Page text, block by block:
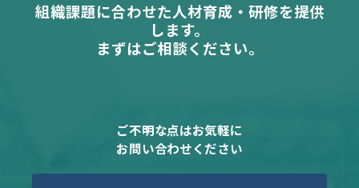
組織課題に合わせた人材育成・研修を提供
します。
まずはご相談ください。
ご不明な点はお気軽に
お問い合わせください